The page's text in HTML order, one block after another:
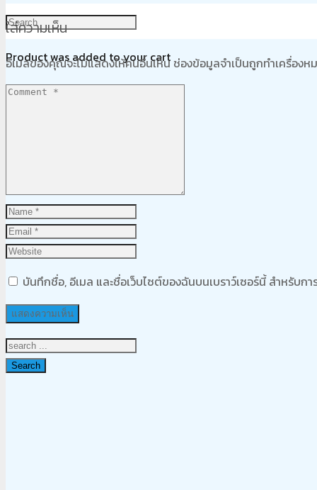
Productwas added to your cart
ใส่ความเห็น
อีเมลของคุณจะไม่แสดงให้คนอื่นเห็น ช่องข้อมูลจำเป็นถูกทำเครื่องห
บันทึกชื่อ, อีเมล และชื่อเว็บไซต์ของฉันบนเบราว์เซอร์นี้ สำหรับก
Search